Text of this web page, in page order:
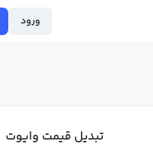
ورود
تبدیل قیمت وایوت